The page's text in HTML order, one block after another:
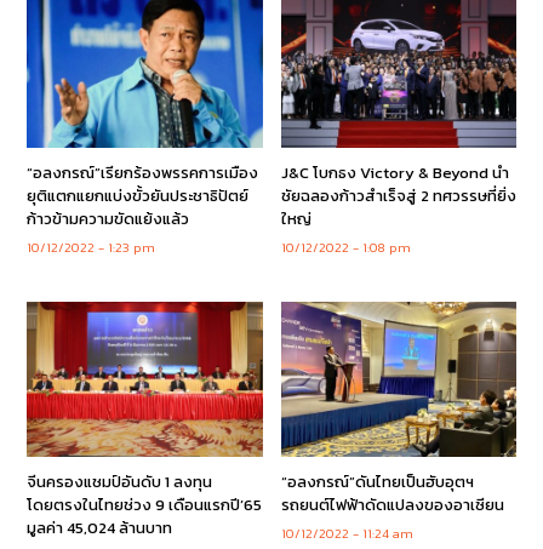
“อลงกรณ์”เรียกร้องพรรคการเมือง
ยุติแตกแยกแบ่งขั้วยันประชาธิปัตย์
ก้าวข้ามความขัดแย้งแล้ว
10/12/2022 1:23 pm
J&C โบกธง Victory & Beyond นำ
ชัยฉลองก้าวสำเร็จสู่ 2 ทศวรรษที่ยิ่ง
ใหญ่
10/12/2022 1:08 pm
จีนครองแชมป์อันดับ 1 ลงทุน
โดยตรงในไทยช่วง 9 เดือนแรกปี’65
มูลค่า 45,024 ล้านบาท
“อลงกรณ์”ดันไทยเป็นฮับอุตฯ
รถยนต์ไฟฟ้าดัดแปลงของอาเซียน
10/12/2022 11:24 am